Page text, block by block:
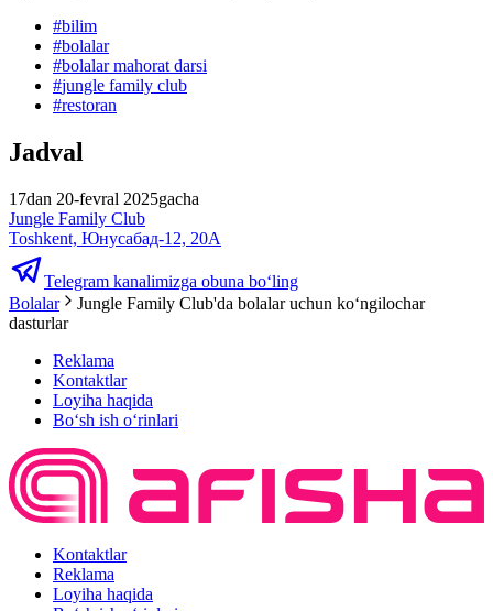
#bilim
#bolalar
#bolalar mahorat darsi
#jungle family club
#restoran
Jadval
17dan 20-fevral 2025gacha
Jungle Family Club
Toshkent, Юнусабад-12, 20A
Telegram kanalimizga obuna bo‘ling
Bolalar
Jungle Family Club'da bolalar uchun koʻngilochar
dasturlar
Reklama
Kontaktlar
Loyiha haqida
Bo‘sh ish o‘rinlari
Kontaktlar
Reklama
Loyiha haqida